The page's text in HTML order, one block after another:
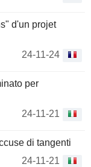
d'un projet
24-11-24
per
24-11-21
di tangenti
24-11-21